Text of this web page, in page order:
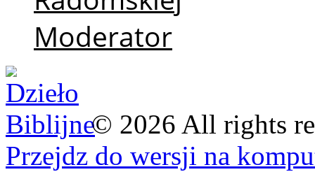
Moderator
© 2026 All rights
Przejdz do wersji na